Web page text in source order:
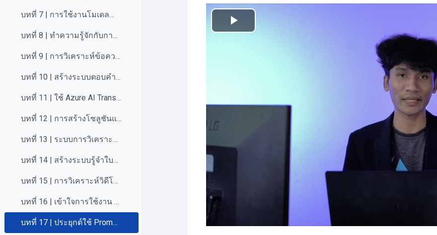
บทที่ 7 | การใช้งานโมเดลสำหรับจำแนกข้อความและโมเดลที่กำหนดเองของ Azure AI Document Intelligence
บทที่ 8 | ทำความรู้จักกับการประมวลผลภาษาธรรมชาติ (NLP) และการใช้งาน Azure AI Language
บทที่ 9 | การวิเคราะห์ข้อความด้วย Azure AI Language
บทที่ 10 | สร้างระบบตอบคำถามด้วย AI ง่าย ๆ ด้วย Azure AI Language
บทที่ 11 | ใช้ Azure AI Translator เพื่อสร้างแอปที่รองรับหลายภาษา
บทที่ 12 | การสร้างโซลูชันแปลงเสียงเป็นข้อความด้วย Azure AI Speech
บทที่ 13 | ระบบการวิเคราะห์ภาพด้วย Azure AI Vision
บทที่ 14 | สร้างระบบรู้จำใบหน้าด้วย Face API และ Azure AI Vision
บทที่ 15 | การวิเคราะห์วิดีโอด้วย Azure AI Video Indexer
บทที่ 16 | เข้าใจการใช้งาน Azure OpenAI Service
บทที่ 17 | ประยุกต์ใช้ Prompt Engineering กับ Azure OpenAI Service
เล่น